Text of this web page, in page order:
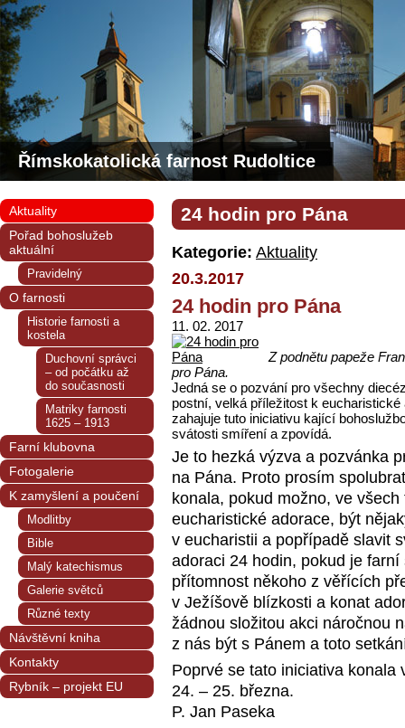
Římskokatolická farnost Rudoltice
24 hodin pro Pána
Kategorie: Aktuality
20.3.2017
24 hodin pro Pána
11. 02. 2017
Z podnětu papeže
pro Pána.
Jedná se o pozvání pro všechny
postní, velká příležitost k
zahajuje tuto iniciativu kající
svátosti smíření a zpovídá.
Je to hezká výzva a pozvánka
na Pána. Proto prosím
konala, pokud možno, ve
eucharistické adorace, být
v eucharistii a popřípadě slavit
adoraci 24 hodin, pokud je
přítomnost někoho z věřících
v Ježíšově blízkosti a konat
žádnou složitou akci náročnou
z nás být s Pánem a toto
Poprvé se tato iniciativa
24. – 25. března.
P. Jan Paseka
Aktuality
Pořad bohoslužeb
aktuální
Pravidelný
O farnosti
Historie farnosti a
kostela
Duchovní správci
– od počátku až
do současnosti
Matriky farnosti
1625 – 1913
Farní klubovna
Fotogalerie
K zamyšlení a poučení
Modlitby
Bible
Malý katechismus
Galerie světců
Různé texty
Návštěvní kniha
Kontakty
Rybník – projekt EU